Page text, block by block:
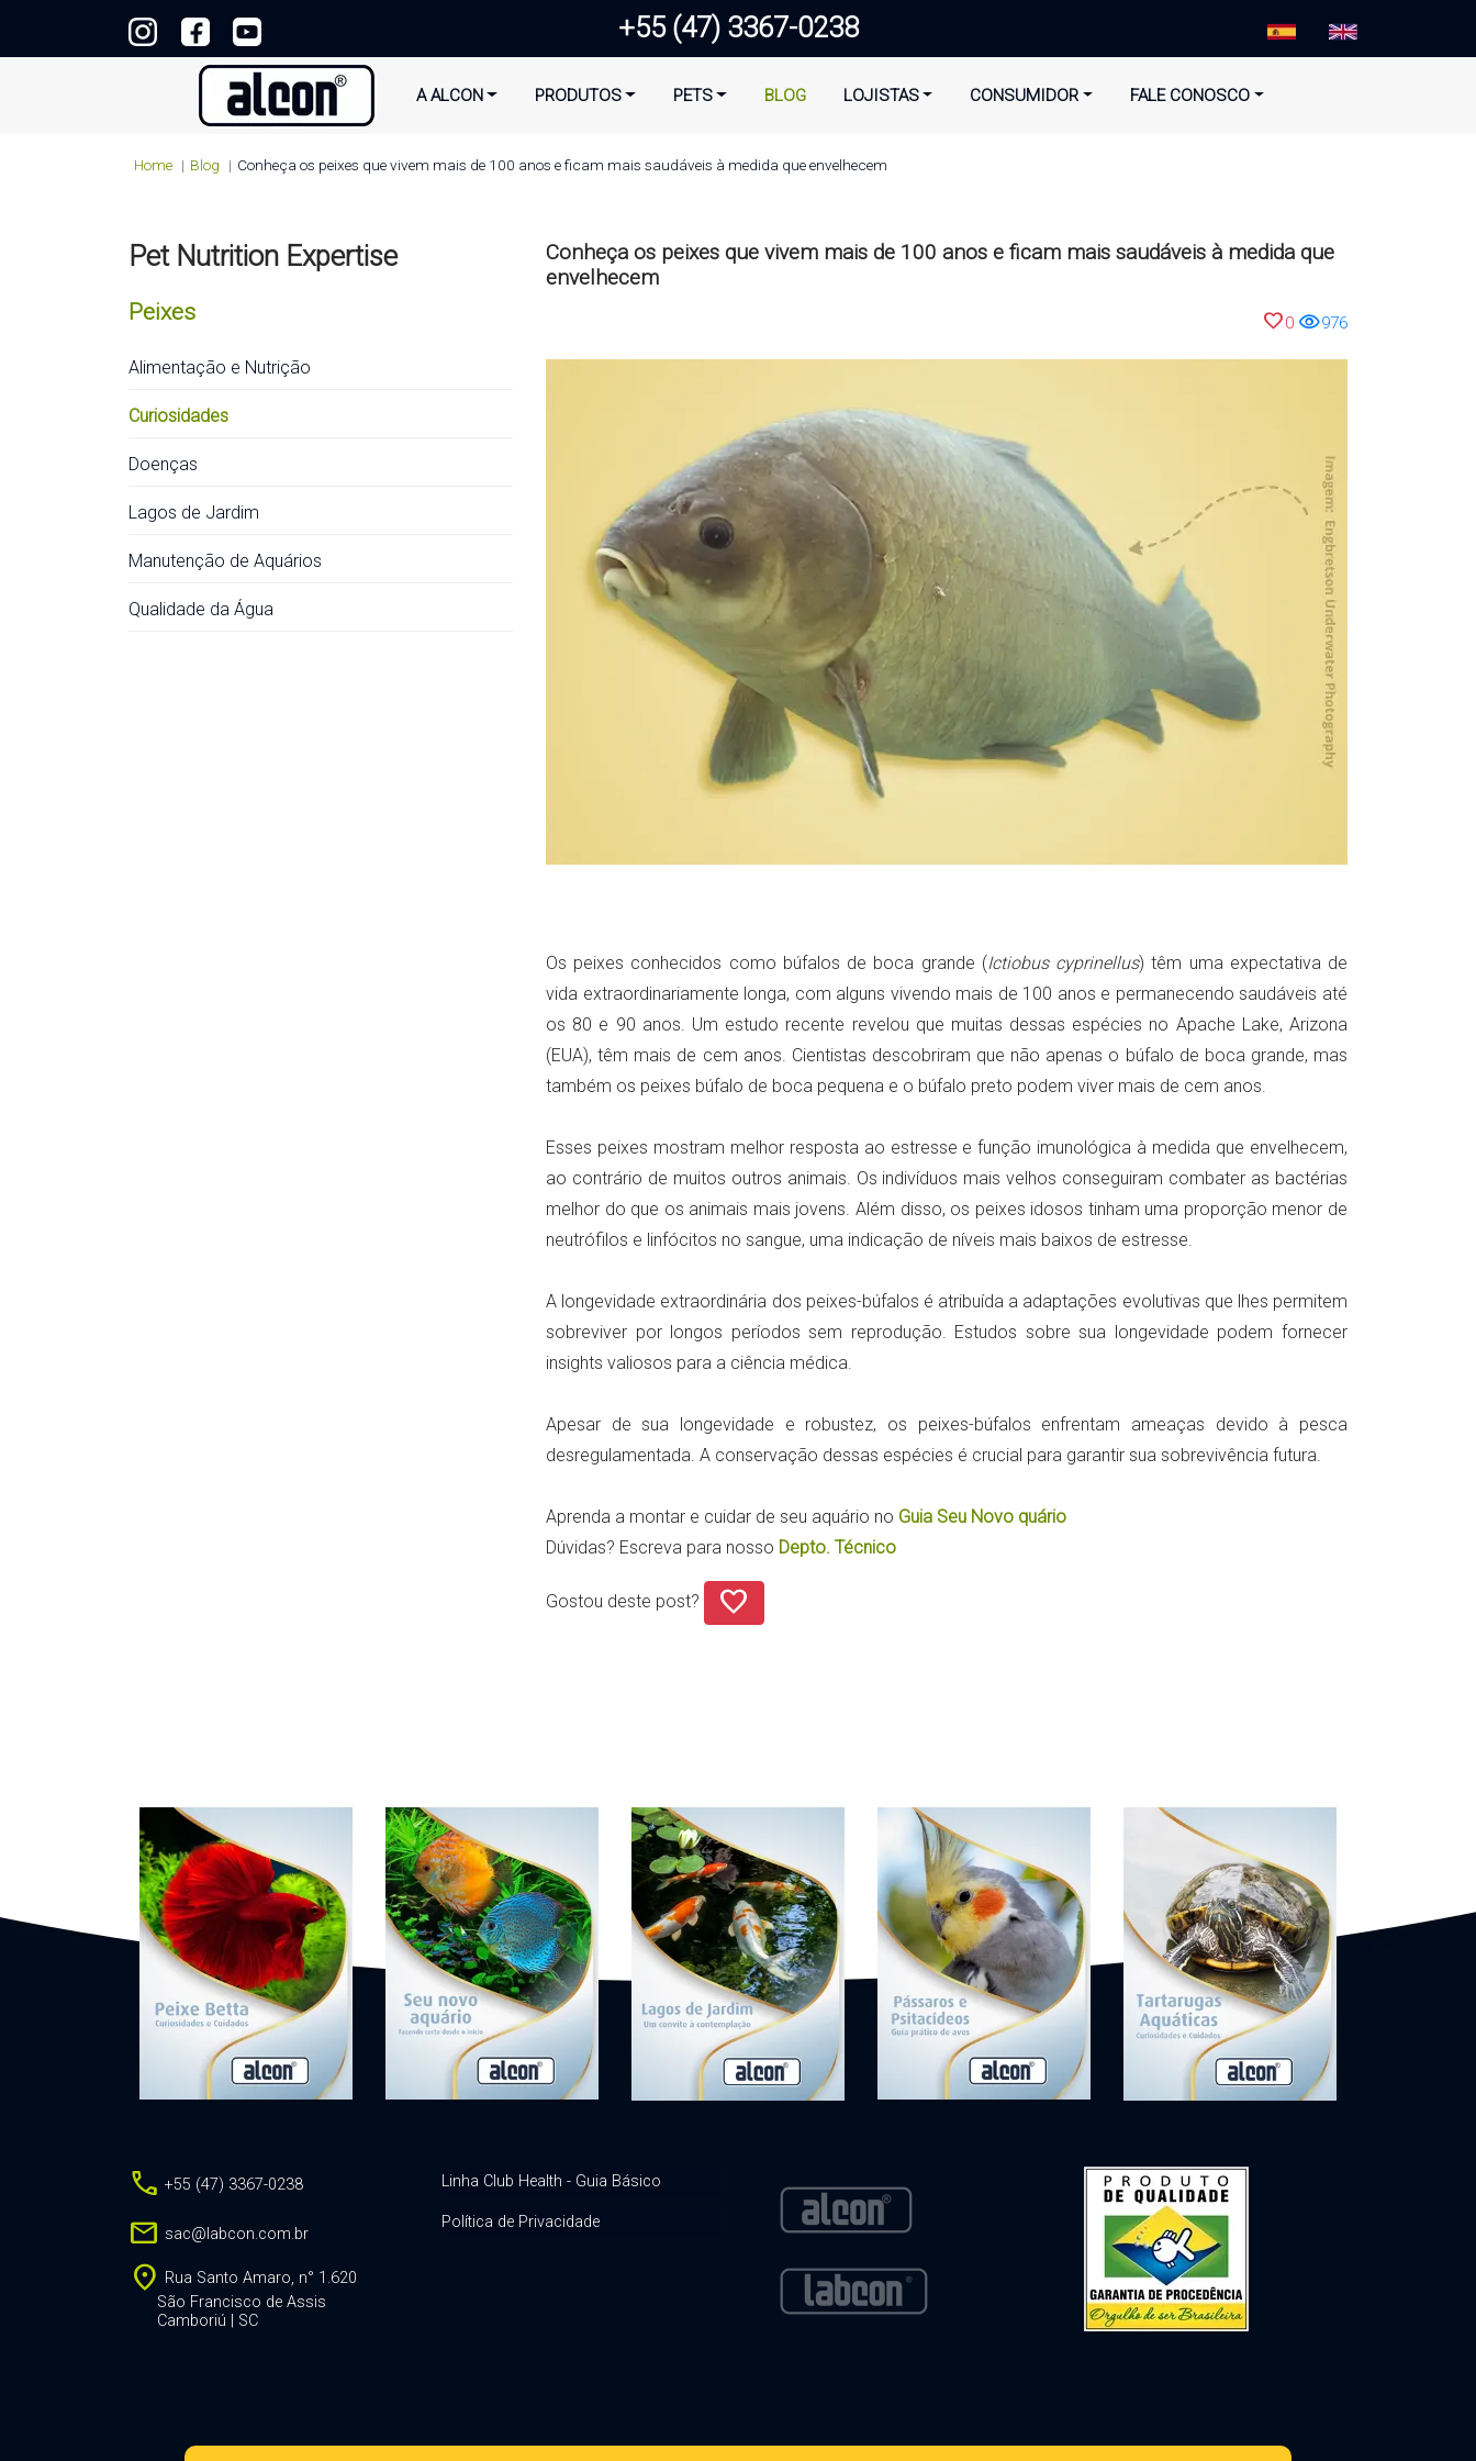
+55 (47) 3367-0238
A ALCON PRODUTOS PETS BLOG LOJISTAS CONSUMIDOR FALE CONOSCO
Home Blog Conheça os peixes que vivem mais de 100 anos e ficam mais saudáveis à medida que envelhecem
Pet Nutrition Expertise
Peixes
Alimentação e Nutrição
Curiosidades
Doenças
Lagos de Jardim
Manutenção de Aquários
Qualidade da Água
Conheça os peixes que vivem mais de 100 anos e ficam mais saudáveis à medida que
envelhecem
favorite0 visibility976
Os peixes conhecidos como búfalos de boca grande (Ictiobus cyprinellus) têm uma expectativa de
vida extraordinariamente longa, com alguns vivendo mais de 100 anos e permanecendo saudáveis até
os 80 e 90 anos. Um estudo recente revelou que muitas dessas espécies no Apache Lake, Arizona
(EUA), têm mais de cem anos. Cientistas descobriram que não apenas o búfalo de boca grande, mas
também os peixes búfalo de boca pequena e o búfalo preto podem viver mais de cem anos.
Esses peixes mostram melhor resposta ao estresse e função imunológica à medida que envelhecem,
ao contrário de muitos outros animais. Os indivíduos mais velhos conseguiram combater as bactérias
melhor do que os animais mais jovens. Além disso, os peixes idosos tinham uma proporção menor de
neutrófilos e linfócitos no sangue, uma indicação de níveis mais baixos de estresse.
A longevidade extraordinária dos peixes-búfalos é atribuída a adaptações evolutivas que lhes permitem
sobreviver por longos períodos sem reprodução. Estudos sobre sua longevidade podem fornecer
insights valiosos para a ciência médica.
Apesar de sua longevidade e robustez, os peixes-búfalos enfrentam ameaças devido à pesca
desregulamentada. A conservação dessas espécies é crucial para garantir sua sobrevivência futura.
Aprenda a montar e cuidar de seu aquário no Guia Seu Novo quário
Dúvidas? Escreva para nosso Depto. Técnico
Gostou deste post? favorite
call +55 (47) 3367-0238
mail sac@labcon.com.br
location_on Rua Santo Amaro, n° 1.620
São Francisco de Assis
Camboriú | SC
Linha Club Health - Guia Básico
Política de Privacidade